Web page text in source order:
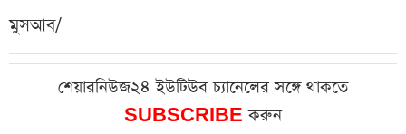
মুসআব/
শেয়ারনিউজ২৪ ইউটিউব চ্যানেলের সঙ্গে থাকতে
SUBSCRIBEকরুন